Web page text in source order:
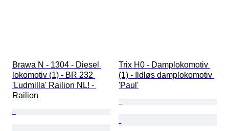
Brawa N - 1304 - Diesel
lokomotiv (1) - BR 232
'Ludmilla' Railion NL! -
Railion
Trix H0 - Damplokomotiv
(1) - Ildløs damplokomotiv
'Paul'